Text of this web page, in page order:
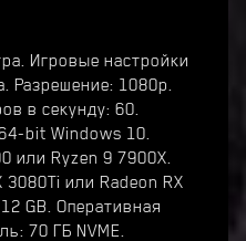
Игровые настройки
Разрешение: 1080p.
в секунду: 60.
bit Windows 10.
или Ryzen 9 7900X.
3080Ti или Radeon RX
GB. Оперативная
70 ГБ NVME.